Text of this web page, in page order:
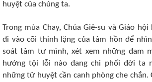
huyệt của chúng ta.
Trong mùa Chay, Chúa Giê-su và Giáo
đi vào cõi thinh lặng của tâm hồn để
soát tâm tư mình, xét xem những đam
hướng tội lỗi nào đang chi phối đời ta
những tử huyệt cần canh phòng che chắn.